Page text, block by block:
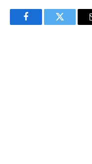
FacebookTwitter